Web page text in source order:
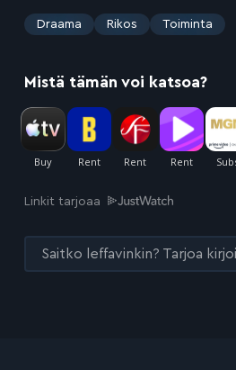
:
Draama Rikos Toiminta
Mistä tämän voi katsoa?
Linkit tarjoaa
Saitko leffavinkin? Tarjoa